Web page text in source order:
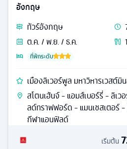
อังกฤษ
ทัวร์อังกฤษ
ต.ค. / พ.ย. / ธ.ค.
ที่พักระดับ
เมืองลิเวอร์พูล มหาวิหารเวส
สโตนเฮ้นจ์ - แอมส์เบอร์รี่ - ลิเ
ลด์ทราฟฟอร์ด - แมนเชสเตอร์ -
กีฬาแอนฟิลด์
เริ่มต้น